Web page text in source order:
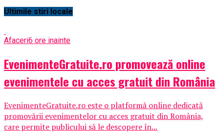
Ultimile stiri locale
Afaceri6 ore inainte
EvenimenteGratuite.ro promovează online
evenimentele cu acces gratuit din România
EvenimenteGratuite.ro este o platformă online dedicată
promovării evenimentelor cu acces gratuit din România,
care permite publicului să le descopere în...